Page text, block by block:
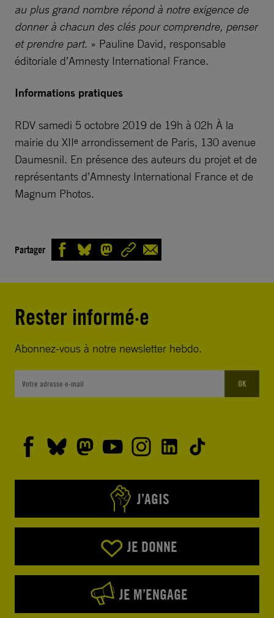
au plus grand nombre répond à notre exigence de
donner à chacun des clés pour comprendre, penser
et prendre part. » Pauline David, responsable
éditoriale d’Amnesty International France.
Informations pratiques
RDV samedi 5 octobre 2019 de 19h à 02h À la
mairie du XIIᵉ arrondissement de Paris, 130 avenue
Daumesnil. En présence des auteurs du projet et de
représentants d’Amnesty International France et de
Magnum Photos.
Partager
Rester informé·e
Abonnez-vous à notre newsletter hebdo.
OK
J’AGIS
JE DONNE
JE M’ENGAGE